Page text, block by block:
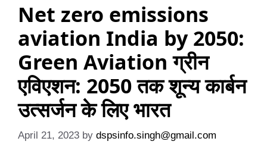
Net zero emissions
aviation India by 2050:
Green Aviation ग्रीन
एविएशन: 2050 तक शून्य कार्बन
उत्सर्जन के लिए भारत
April 21, 2023 by dspsinfo.singh@gmail.com